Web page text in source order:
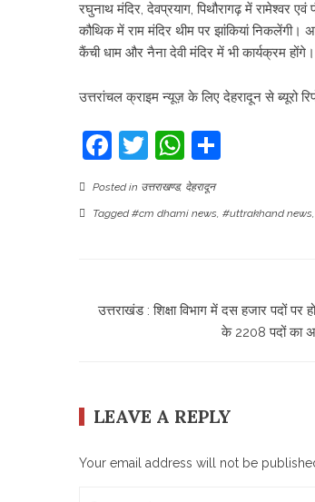
रघुनाथ मंदिर, देवप्रयाग, पिथौरागढ़ में रामेश्वर
कौथिक में राम मंदिर थीम पर झांकियां निकलेंगी।
कैंची धाम और नैना देवी मंदिर में भी कार्यक्रम होंगे।
उत्तरांचल क्राइम न्यूज़ के लिए देहरादून से ब्यूरो
Facebook
TwitterWhatsApp
Posted in उत्तराखण्ड, देहरादून
Tagged#cm dhami news, #uttrakhand news,
उत्तराखंड : शिक्षा विभाग में दस हजार पदों पर
के 2208 पदों का
LEAVE A REPLY
Your email address will not be